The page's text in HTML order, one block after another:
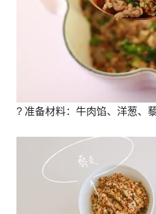
? 准备材料：牛肉馅、洋葱、